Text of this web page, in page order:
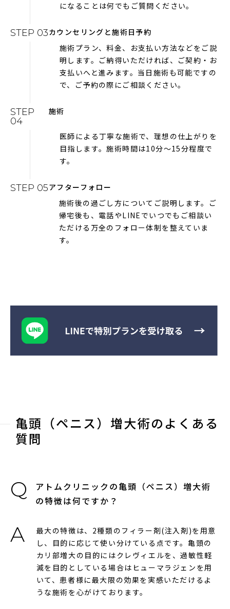
になることは何でもご質問ください。
STEP 03カウンセリングと施術日予約
施術プラン、料金、お支払い方法などをご説
明します。ご納得いただければ、ご契約・お
支払いへと進みます。当日施術も可能ですの
で、ご予約の際にご相談ください。
STEP
04
施術
医師による丁寧な施術で、理想の仕上がりを
目指します。施術時間は10分～15分程度で
す。
STEP 05アフターフォロー
施術後の過ごし方についてご説明します。ご
帰宅後も、電話やLINEでいつでもご相談い
ただける万全のフォロー体制を整えていま
す。
亀頭（ペニス）増大術のよくある
質問
アトムクリニックの亀頭（ペニス）増大術
の特徴は何ですか？
最大の特徴は、2種類のフィラー剤(注入剤)を用意
し、目的に応じて使い分けている点です。亀頭の
カリ部増大の目的にはクレヴィエルを、過敏性軽
減を目的としている場合はヒューマラジェンを用
いて、患者様に最大限の効果を実感いただけるよ
うな施術を心がけております。